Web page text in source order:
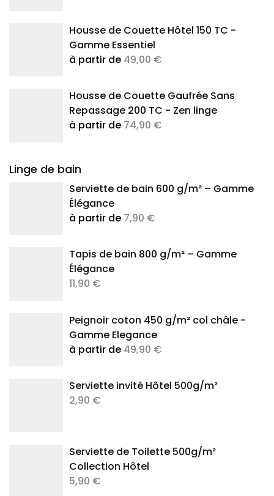
Housse de Couette Hôtel 150 TC -
Gamme Essentiel
à partir de 49,00 €
Housse de Couette Gaufrée Sans
Repassage 200 TC - Zen linge
à partir de 74,90 €
Linge de bain
Serviette de bain 600 g/m² – Gamme
Élégance
à partir de 7,90 €
Tapis de bain 800 g/m² – Gamme
Élégance
11,90 €
Peignoir coton 450 g/m² col châle -
Gamme Elegance
à partir de 49,90 €
Serviette invité Hôtel 500g/m²
2,90 €
Serviette de Toilette 500g/m²
Collection Hôtel
5,90 €